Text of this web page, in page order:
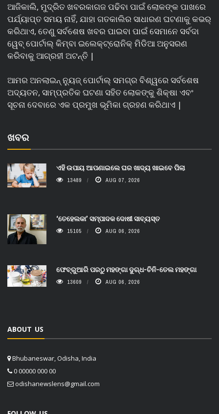
ଆଜିକାଲି, ମୁଦ୍ରିତ ଖବରକାଗଜ ପଢିବା ପାଇଁ ଲୋକଙ୍କ ପାଖରେ
ପର୍ଯ୍ୟାପ୍ତ ସମୟ ନାହିଁ, ଯାହା ଗତକାଲିର ସାଧାରଣ ଘଟଣାକୁ କଭର୍
କରିଥାଏ, ତେଣୁ ସର୍ବଶେଷ ଖବର ପାଇବା ପାଇଁ ସେମାନେ ସର୍ବଦା
ୱେବ୍ ପୋର୍ଟାଲ୍ କିମ୍ବା ଇଲେକ୍ଟ୍ରୋନିକ୍ ମିଡିଆ ଅନୁସରଣ
କରିବାକୁ ଆଗ୍ରହୀ ଅଟନ୍ତି |
ଆମର ଅନଲାଇନ୍ ନ୍ୟୁଜ୍ ପୋର୍ଟାଲ୍ ସମଗ୍ର ବିଶ୍ୱରେ ସର୍ବଶେଷ
ଅଦ୍ୟତନ, ସାମ୍ପ୍ରତିକ ଘଟଣା ସହିତ ଲୋକଙ୍କୁ ଶିକ୍ଷା ଏବଂ
ସୂଚନା ଦେବାରେ ଏକ ପ୍ରମୁଖ ଭୂମିକା ଗ୍ରହଣ କରିଥାଏ |
ଖବର
ଏହି ଉପାୟ ଆପଣାଇଲେ ଘର ଖାଦ୍ୟ ଖାଇବେ ପିଲା
13489 AUG 07, 2026
‘ତେହେଲକା’ ସମ୍ପାଦକ ଦୋଷୀ ସାବ୍ୟସ୍ତ
15105 AUG 06, 2026
ଫେବ୍ରୁଆରି ପରଠୁ ମହଙ୍ଗା ଦୁଗ୍ଧ-ଚିନି-ତେଲ ମହଙ୍ଗା
13609 AUG 06, 2026
ABOUT US
Bhubaneswar, Odisha, India
0 00000 000 00
odishanewslens@gmail.com